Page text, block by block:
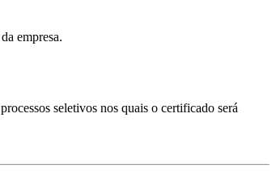
empresa.
seletivos nos quais o certificado será